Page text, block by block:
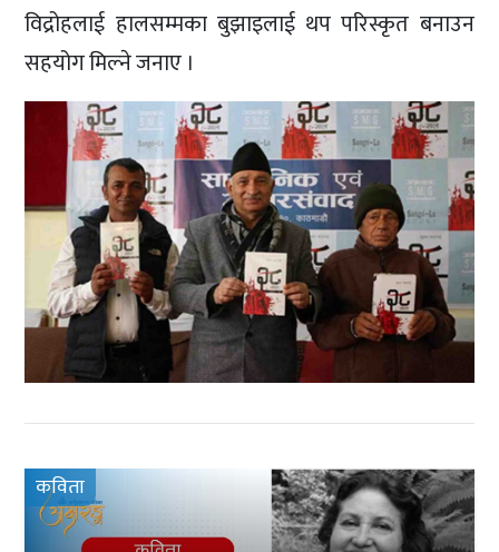
विद्रोहलाई हालसम्मका बुझाइलाई थप परिस्कृत बनाउन
सहयोग मिल्ने जनाए ।
कविता